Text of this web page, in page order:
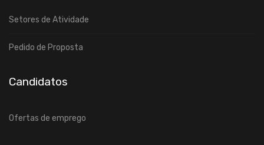
Setores de Atividade
Pedido de Proposta
Candidatos
Ofertas de emprego